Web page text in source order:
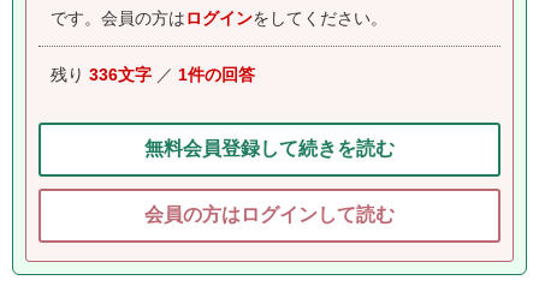
です。 会員の方はログインをしてください。
残り 336文字 ／ 1件の回答
無料会員登録して続きを読む
会員の方はログインして読む